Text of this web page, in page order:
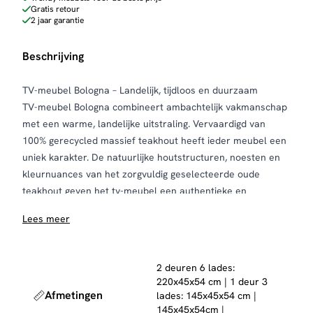
Gratis retour
2 jaar garantie
Beschrijving
TV-meubel Bologna – Landelijk, tijdloos en duurzaam
TV-meubel Bologna combineert ambachtelijk vakmanschap
met een warme, landelijke uitstraling. Vervaardigd van
100% gerecycled massief teakhout heeft ieder meubel een
uniek karakter. De natuurlijke houtstructuren, noesten en
kleurnuances van het zorgvuldig geselecteerde oude
teakhout geven het tv-meubel een authentieke en
Dankzij de robuuste uitvoering en tijdloze vormgeving past
stijlvolle uitstraling, maar staat ook garant voor een
duurzaam meubel waar je jarenlang plezier van hebt.
Bologna is verkrijgbaar in twee afmetingen, waardoor je
Lees meer
Afmetingen
2 deuren 6 lades:
220x45x54 cm | 1 deur 3
lades: 145x45x54 cm |
145x45x54cm |